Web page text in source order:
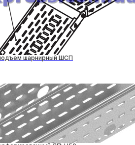
шарнирный ШСП